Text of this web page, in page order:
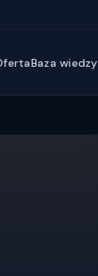
Baza wiedzy